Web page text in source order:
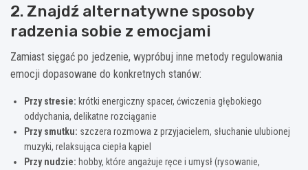
2. Znajdź alternatywne sposoby
radzenia sobie z emocjami
Zamiast sięgać po jedzenie, wypróbuj inne metody regulowania
emocji dopasowane do konkretnych stanów:
Przy stresie: krótki energiczny spacer, ćwiczenia głębokiego
oddychania, delikatne rozciąganie
Przy smutku: szczera rozmowa z przyjacielem, słuchanie ulubionej
muzyki, relaksująca ciepła kąpiel
Przy nudzie: hobby, które angażuje ręce i umysł (rysowanie,